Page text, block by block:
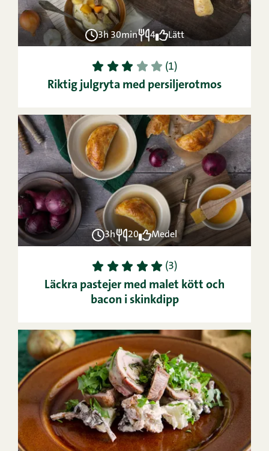
3h 30min 4 Lätt
1 2 3 4 5 (1)
Riktig julgryta med persiljerotmos
3h 20 Medel
1 2 3 4 5 (3)
Läckra pastejer med malet kött och
bacon i skinkdipp